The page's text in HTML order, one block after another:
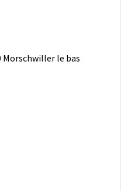
Morschwiller le bas